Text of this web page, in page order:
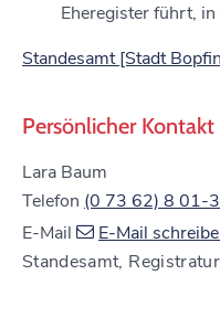
Eheregister führt,
Standesamt [Stadt
Persönlicher Kontakt
Lara Baum
Telefon (0 73 62) 8 01-
E-Mail
E-Mail
Standesamt, Registratur